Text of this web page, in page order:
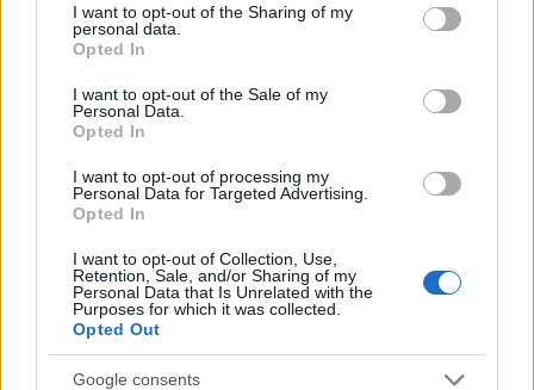
not limited to your visit or usage behaviour. You may click to
grant or deny consent to Google and its third-party tags to
use your data for below specified purposes in below Google
consent section.
I want to opt-out of the Sharing of my
personal data.
Opted In
I want to opt-out of the Sale of my
Personal Data.
Opted In
I want to opt-out of processing my
Personal Data for Targeted Advertising.
Opted In
I want to opt-out of Collection, Use,
Retention, Sale, and/or Sharing of my
Personal Data that Is Unrelated with the
Purposes for which it was collected.
Opted Out
Google consents
LA FINANCE
Alice Lhabouz : parcours d’une entrepreneuse dans la finance
Thomas Lefevre · 8 Août 2026